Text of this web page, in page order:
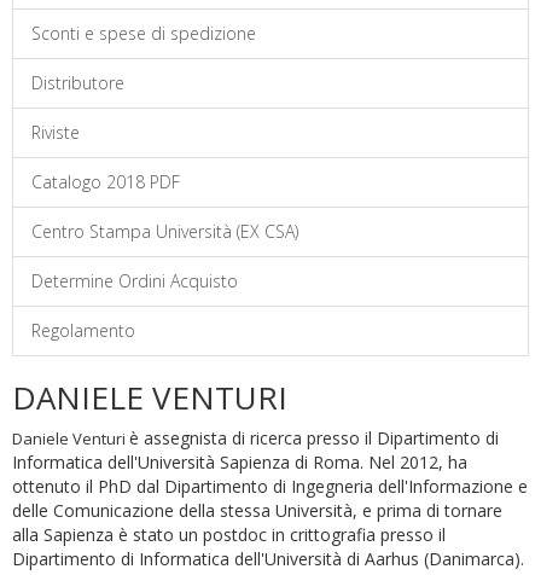
Sconti e spese di spedizione
Distributore
Riviste
Catalogo 2018 PDF
Centro Stampa Università (EX CSA)
Determine Ordini Acquisto
Regolamento
DANIELE VENTURI
Daniele Venturi è assegnista di ricerca presso il Dipartimento di
Informatica dell'Università Sapienza di Roma. Nel 2012, ha
ottenuto il PhD dal Dipartimento di Ingegneria dell'Informazione e
delle Comunicazione della stessa Università, e prima di tornare
alla Sapienza è stato un postdoc in crittografia presso il
Dipartimento di Informatica dell'Università di Aarhus (Danimarca).